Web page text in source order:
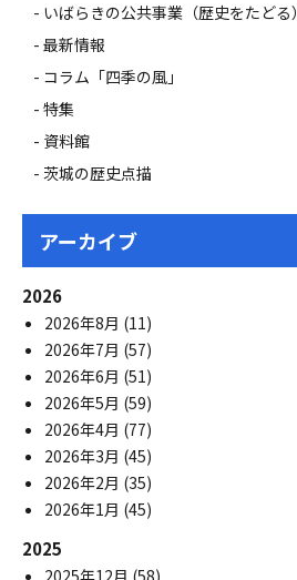
いばらきの公共事業（歴史をたどる）
最新情報
コラム「四季の風」
特集
資料館
茨城の歴史点描
アーカイブ
2026
2026年8月 (11)
2026年7月 (57)
2026年6月 (51)
2026年5月 (59)
2026年4月 (77)
2026年3月 (45)
2026年2月 (35)
2026年1月 (45)
2025